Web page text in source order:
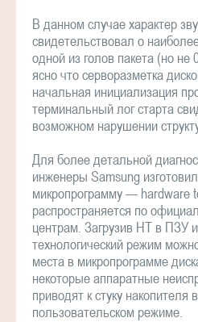
В данном случае характер
свидетельствовал о
одной из голов пакета (но не
ясно что серворазметка
начальная инициализация
терминальный лог старта
возможном нарушении
Для более детальной
инженеры Samsung
микропрограмму — hardware
распространяется по
центрам. Загрузив HT в ПЗУ
технологический режим
места в микропрограмме
некоторые аппаратные
приводят к стуку накопителя
пользовательском режиме.